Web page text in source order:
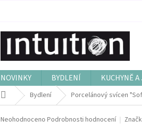
NOVINKY BYDLENÍ KUCHYNĚ
Domů Bydlení Porcelánový svícen
Průměrné
Neohodnoceno Podrobnosti hodnocení